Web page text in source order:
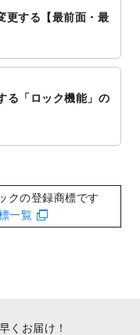
カレンダーデザイン
ザインテンプレート
プレート
テンプレートを公開
を引き上げまし
更する【最前面・最
る「ロック機能」の
クの登録商標です
一覧
くお届け！